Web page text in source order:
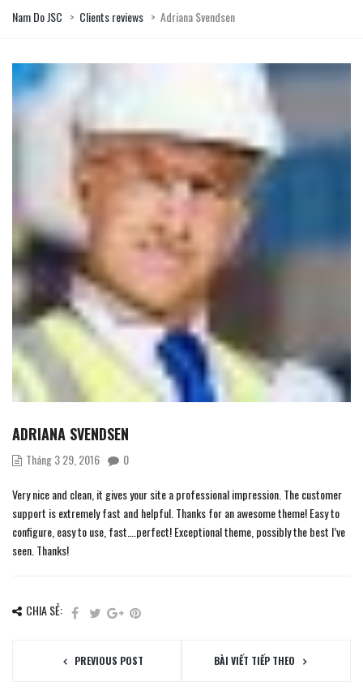
Nam Do JSC > Clients reviews > Adriana Svendsen
ADRIANA SVENDSEN
Tháng 3 29, 2016 0
Very nice and clean, it gives your site a professional impression. The customer
support is extremely fast and helpful. Thanks for an awesome theme! Easy to
configure, easy to use, fast….perfect! Exceptional theme, possibly the best I’ve
seen. Thanks!
CHIA SẺ:
PREVIOUS POST BÀI VIẾT TIẾP THEO